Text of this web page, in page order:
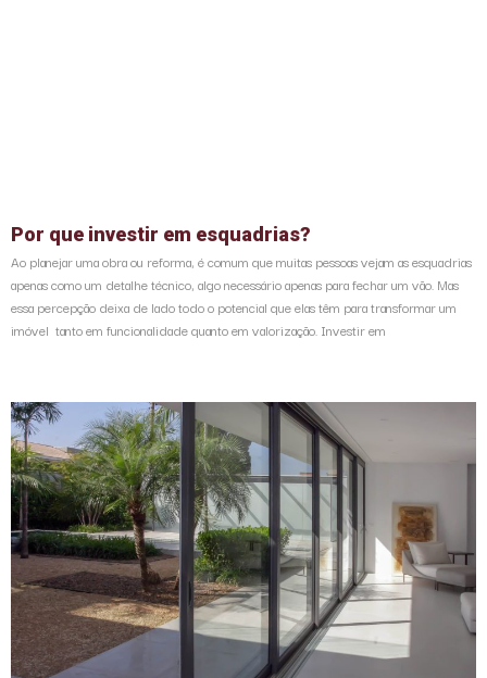
Por que investir em esquadrias?
Ao planejar uma obra ou reforma, é comum que muitas pessoas vejam as esquadrias
apenas como um detalhe técnico, algo necessário apenas para fechar um vão. Mas
essa percepção deixa de lado todo o potencial que elas têm para transformar um
imóvel tanto em funcionalidade quanto em valorização. Investir em